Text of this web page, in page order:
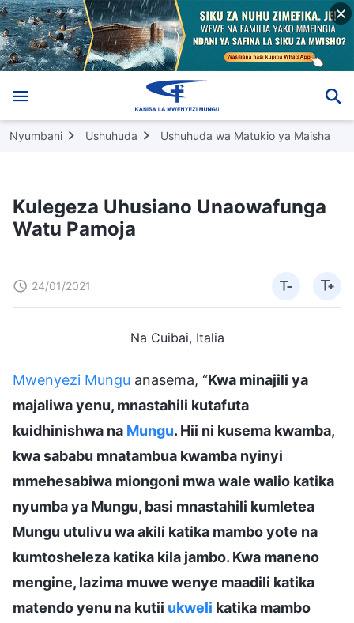
Nyumbani Ushuhuda Ushuhuda wa Matukio ya Maisha
Kulegeza Uhusiano Unaowafunga
Watu Pamoja
24/01/2021
Na Cuibai, Italia
Mwenyezi Mungu anasema, “Kwa minajili ya
majaliwa yenu, mnastahili kutafuta
kuidhinishwa na Mungu. Hii ni kusema kwamba,
kwa sababu mnatambua kwamba nyinyi
mmehesabiwa miongoni mwa wale walio katika
nyumba ya Mungu, basi mnastahili kumletea
Mungu utulivu wa akili katika mambo yote na
kumtosheleza katika kila jambo. Kwa maneno
mengine, lazima muwe wenye maadili katika
matendo yenu na kutii ukweli katika mambo